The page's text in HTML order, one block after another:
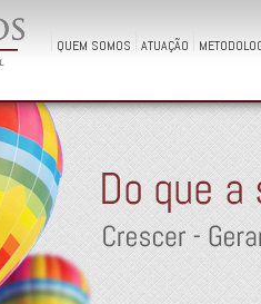
QUEM SOMOS ATUAÇÃO